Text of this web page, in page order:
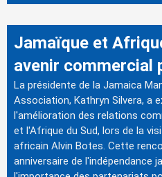
Jamaïque et
avenir commercial
La présidente de la Jamaica
Association, Kathryn Silvera, a
l'amélioration des relations
et l'Afrique du Sud, lors de la
africain Alvin Botes. Cette
anniversaire de l'indépendance